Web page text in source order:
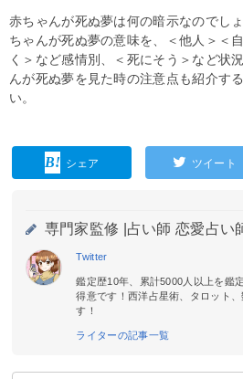
赤ちゃんが死ぬ夢は何の暗示なのでし
ちゃんが死ぬ夢の意味を、＜他人＞＜
く＞など感情別、＜死にそう＞など状
んが死ぬ夢を見た時の注意点も紹介す
い。
シェア ツイート
専門家監修 | 占い師 恋愛占い
Twitter
鑑定歴10年、累計5000人以上を鑑
得意です！西洋占星術、タロット
す！
ライターの記事一覧